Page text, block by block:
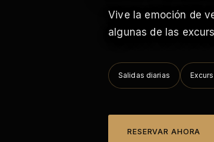
Vive la emoción de
algunas de las
Salidas diarias
RESERVAR AHORA